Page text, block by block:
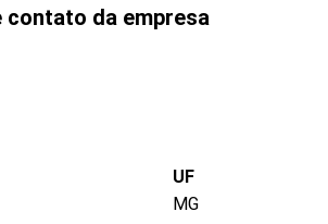
contato da empresa
UF
MG